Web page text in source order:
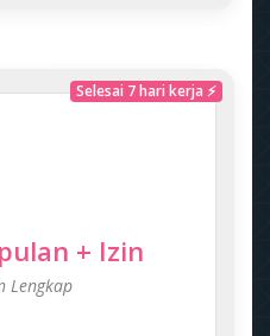
Selesai 7 hari kerja ⚡
+ Izin
Lengkap